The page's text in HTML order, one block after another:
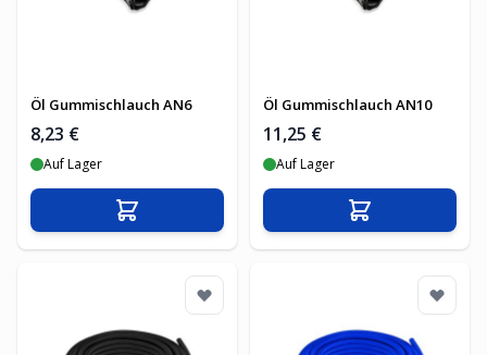
Öl Gummischlauch AN6
8,23 €
Auf Lager
In den Warenkorb
Öl Gummischlauch AN10
11,25 €
Auf Lager
In den